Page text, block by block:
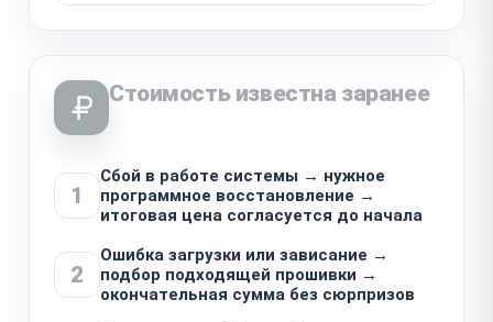
Стоимость известна заранее
1
Сбой в работе системы → нужное
программное восстановление →
итоговая цена согласуется до начала
2
Ошибка загрузки или зависание →
подбор подходящей прошивки →
окончательная сумма без сюрпризов